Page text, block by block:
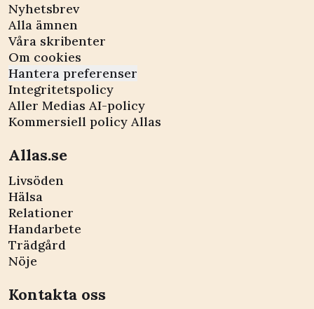
Nyhetsbrev
Alla ämnen
Våra skribenter
Om cookies
Hantera preferenser
Integritetspolicy
Aller Medias AI-policy
Kommersiell policy Allas
Allas.se
Livsöden
Hälsa
Relationer
Handarbete
Trädgård
Nöje
Kontakta oss